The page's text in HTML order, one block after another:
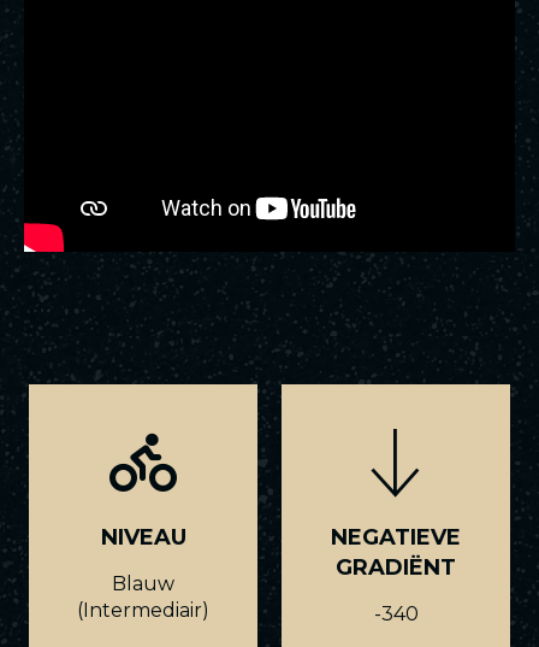
NIVEAU
Blauw
(Intermediair)
NEGATIEVE
GRADIËNT
-340